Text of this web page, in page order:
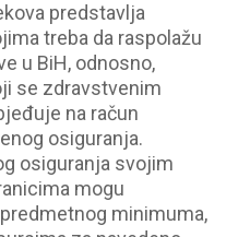
predstavlja
treba da raspolažu
u BiH, odnosno,
se zdravstvenim
na račun
osiguranja.
osiguranja svojim
mogu
minimuma,